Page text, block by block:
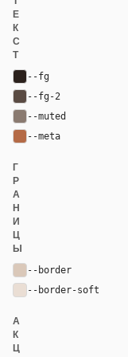
Е
К
С
Т
--fg
--fg-2
--muted
--meta
Г
Р
А
Н
И
Ц
Ы
--border
--border-soft
А
К
Ц